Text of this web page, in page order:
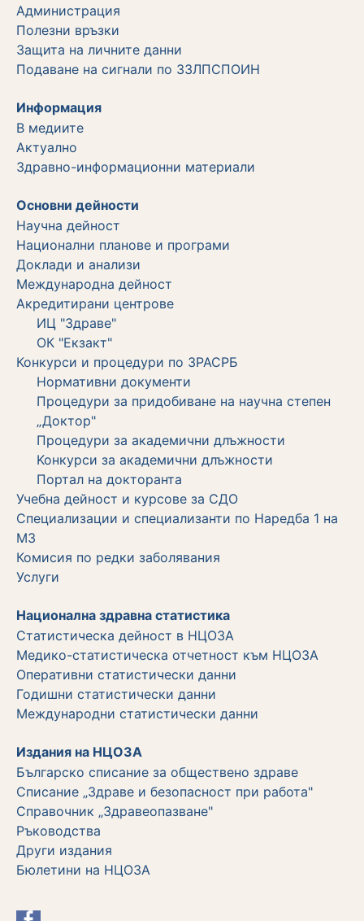
Администрация
Полезни връзки
Защита на личните данни
Подаване на сигнали по ЗЗЛПСПОИН
Информация
В медиите
Актуално
Здравно-информационни материали
Основни дейности
Научна дейност
Национални планове и програми
Доклади и анализи
Международна дейност
Акредитирани центрове
ИЦ "Здраве"
ОК "Екзакт"
Конкурси и процедури по ЗРАСРБ
Нормативни документи
Процедури за придобиване на научна степен
„Доктор"
Процедури за академични длъжности
Koнкурси за академични длъжности
Портал на докторанта
Учебна дейност и курсове за СДО
Специализации и специализанти по Наредба 1 на
МЗ
Комисия по редки заболявания
Услуги
Национална здравна статистика
Статистическа дейност в НЦОЗА
Медико-статистическа отчетност към НЦОЗА
Оперативни статистически данни
Годишни статистически данни
Международни статистически данни
Издания на НЦОЗА
Българско списание за обществено здраве
Списание „Здраве и безопасност при работа"
Справочник „Здравеопазване"
Ръководства
Други издания
Бюлетини на НЦОЗА